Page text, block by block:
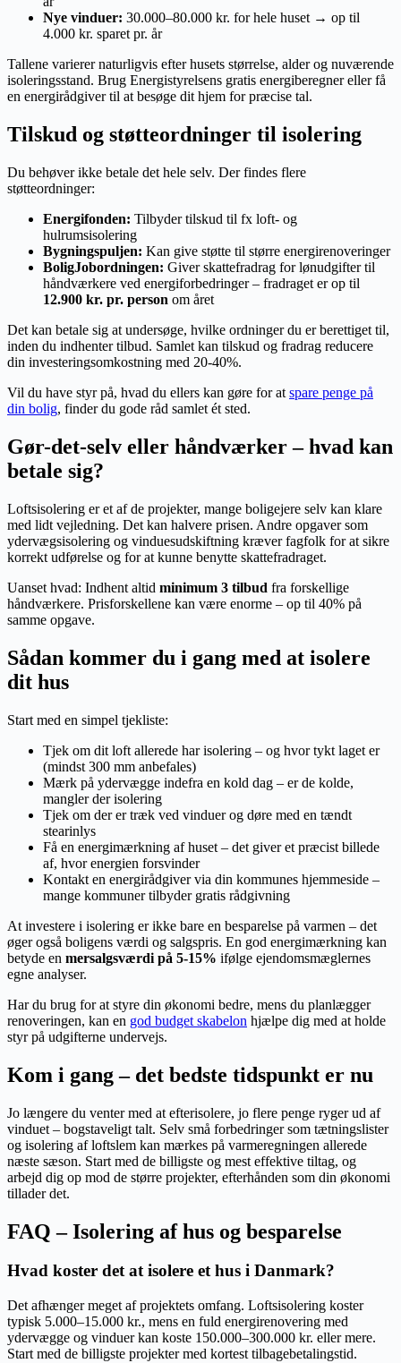
Nye vinduer: 30.000–80.000 kr. for hele huset → op til
4.000 kr. sparet pr. år
Tallene varierer naturligvis efter husets størrelse, alder og nuværende
isoleringsstand. Brug Energistyrelsens gratis energiberegner eller få
en energirådgiver til at besøge dit hjem for præcise tal.
Tilskud og støtteordninger til isolering
Du behøver ikke betale det hele selv. Der findes flere
støtteordninger:
Energifonden: Tilbyder tilskud til fx loft- og
hulrumsisolering
Bygningspuljen: Kan give støtte til større energirenoveringer
BoligJobordningen: Giver skattefradrag for lønudgifter til
håndværkere ved energiforbedringer – fradraget er op til
12.900 kr. pr. person om året
Det kan betale sig at undersøge, hvilke ordninger du er berettiget til,
inden du indhenter tilbud. Samlet kan tilskud og fradrag reducere
din investeringsomkostning med 20-40%.
Vil du have styr på, hvad du ellers kan gøre for at spare penge på
din bolig, finder du gode råd samlet ét sted.
Gør-det-selv eller håndværker – hvad kan
betale sig?
Loftsisolering er et af de projekter, mange boligejere selv kan klare
med lidt vejledning. Det kan halvere prisen. Andre opgaver som
ydervægsisolering og vinduesudskiftning kræver fagfolk for at sikre
korrekt udførelse og for at kunne benytte skattefradraget.
Uanset hvad: Indhent altid minimum 3 tilbud fra forskellige
håndværkere. Prisforskellene kan være enorme – op til 40% på
samme opgave.
Sådan kommer du i gang med at isolere
dit hus
Start med en simpel tjekliste:
Tjek om dit loft allerede har isolering – og hvor tykt laget er
(mindst 300 mm anbefales)
Mærk på ydervægge indefra en kold dag – er de kolde,
mangler der isolering
Tjek om der er træk ved vinduer og døre med en tændt
stearinlys
Få en energimærkning af huset – det giver et præcist billede
af, hvor energien forsvinder
Kontakt en energirådgiver via din kommunes hjemmeside –
mange kommuner tilbyder gratis rådgivning
At investere i isolering er ikke bare en besparelse på varmen – det
øger også boligens værdi og salgspris. En god energimærkning kan
betyde en mersalgsværdi på 5-15% ifølge ejendomsmæglernes
egne analyser.
Har du brug for at styre din økonomi bedre, mens du planlægger
renoveringen, kan en god budget skabelon hjælpe dig med at holde
styr på udgifterne undervejs.
Kom i gang – det bedste tidspunkt er nu
Jo længere du venter med at efterisolere, jo flere penge ryger ud af
vinduet – bogstaveligt talt. Selv små forbedringer som tætningslister
og isolering af loftslem kan mærkes på varmeregningen allerede
næste sæson. Start med de billigste og mest effektive tiltag, og
arbejd dig op mod de større projekter, efterhånden som din økonomi
tillader det.
FAQ – Isolering af hus og besparelse
Hvad koster det at isolere et hus i Danmark?
Det afhænger meget af projektets omfang. Loftsisolering koster
typisk 5.000–15.000 kr., mens en fuld energirenovering med
ydervægge og vinduer kan koste 150.000–300.000 kr. eller mere.
Start med de billigste projekter med kortest tilbagebetalingstid.